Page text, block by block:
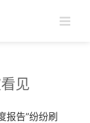
见
报告”纷纷刷